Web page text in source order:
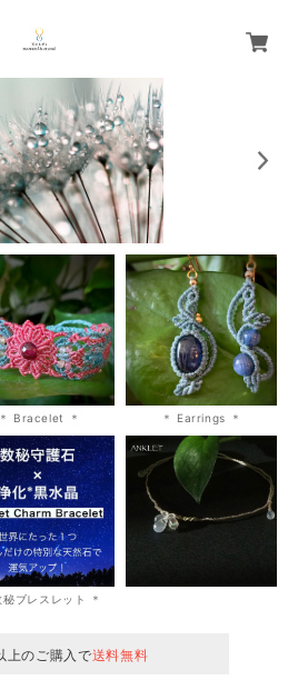
＊ Bracelet ＊ ＊ Earrings ＊
秘ブレスレット ＊
のご購入で送料無料